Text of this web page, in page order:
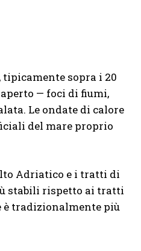
sopra i 20
— foci di fiumi,
Le ondate di calore
del mare proprio
Adriatico e i tratti di
stabili rispetto ai tratti
è tradizionalmente più